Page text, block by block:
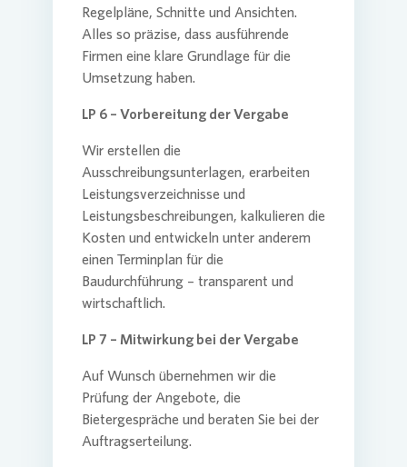
Regelpläne, Schnitte und Ansichten.
Alles so präzise, dass ausführende
Firmen eine klare Grundlage für die
Umsetzung haben.
LP 6 – Vorbereitung der Vergabe
Wir erstellen die
Ausschreibungsunterlagen, erarbeiten
Leistungsverzeichnisse und
Leistungsbeschreibungen, kalkulieren die
Kosten und entwickeln unter anderem
einen Terminplan für die
Baudurchführung – transparent und
wirtschaftlich.
LP 7 – Mitwirkung bei der Vergabe
Auf Wunsch übernehmen wir die
Prüfung der Angebote, die
Bietergespräche und beraten Sie bei der
Auftragserteilung.